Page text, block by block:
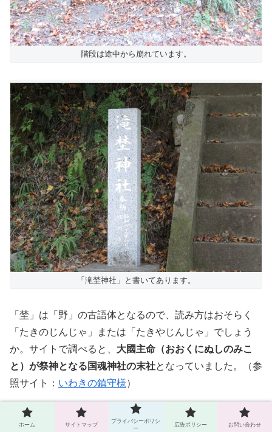
階段は途中から崩れています。
「滝埜神社」と書いてあります。
「埜」は「野」の古語体となるので、読み方はおそらく
「たきのじんじゃ」または「たきやじんじゃ」でしょう
か。サイトで調べると、 大國主命（おおくにぬしのみこ
と）が祭神となる国魂神社の末社となっていました。（参
照サイト： いわきの鎮守様）
ただ、鳥居から続いている階段は、
途中で崩れていて登れ
ホーム サイトマップ
プライバシーポリシ
ー
広告ポリシー お問い合わせ